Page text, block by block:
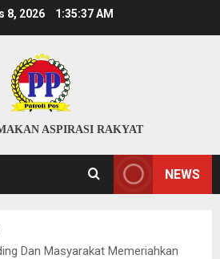
8, 2026 1:35:38 AM
ASPIRASI RAKYAT
NEWS
Dan Masyarakat Memeriahkan